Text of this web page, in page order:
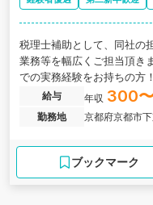
税理士補助として、同社の
業務等を幅広くご担当頂き
での実務経験をお持ちの方
できる税理士法人の求人で
給与 年収 300
勤務地
京都府京都市
ブックマーク